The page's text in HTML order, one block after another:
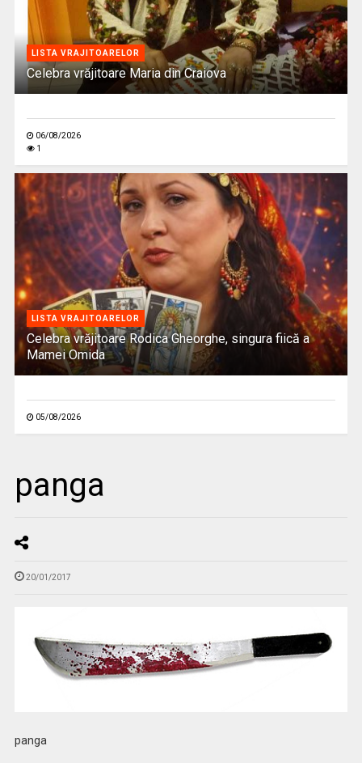
LISTA VRAJITOARELOR
Celebra vrăjitoare Maria din Craiova
06/08/2026
1
LISTA VRAJITOARELOR
Celebra vrăjitoare Rodica Gheorghe, singura fiică a
Mamei Omida
05/08/2026
panga
20/01/2017
panga